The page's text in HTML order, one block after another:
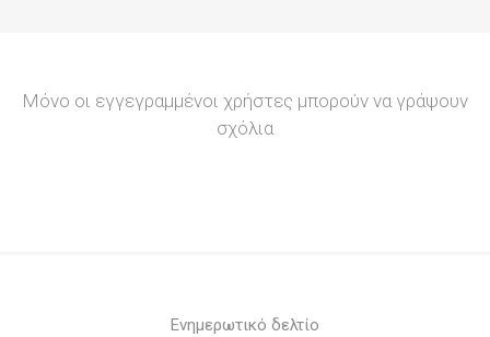
Μόνο οι εγγεγραμμένοι χρήστες μπορούν να γράψουν
σχόλια
Ενημερωτικό δελτίο